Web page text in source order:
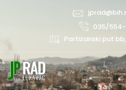
035/
Partizanski put